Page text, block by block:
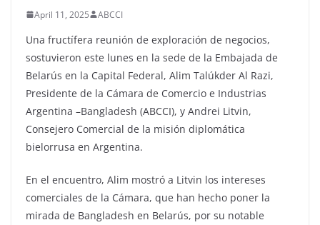
April 11, 2025 ABCCI
Una fructífera reunión de exploración de negocios,
sostuvieron este lunes en la sede de la Embajada de
Belarús en la Capital Federal, Alim Talúkder Al Razi,
Presidente de la Cámara de Comercio e Industrias
Argentina –Bangladesh (ABCCI), y Andrei Litvin,
Consejero Comercial de la misión diplomática
bielorrusa en Argentina.
En el encuentro, Alim mostró a Litvin los intereses
comerciales de la Cámara, que han hecho poner la
mirada de Bangladesh en Belarús, por su notable